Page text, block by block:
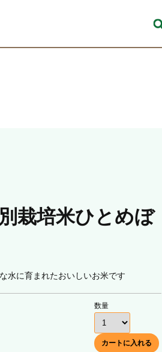
栽培米ひとめぼ
水に育まれたおいしいお米です
数量